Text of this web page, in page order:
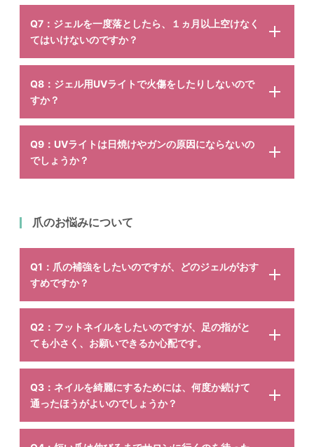
Q7：ジェルを一度落としたら、１ヵ月以上空けなく
てはいけないのですか？
Q8：ジェル用UVライトで火傷をしたりしないので
すか？
Q9：UVライトは日焼けやガンの原因にならないの
でしょうか？
爪のお悩みについて
Q1：爪の補強をしたいのですが、どのジェルがおす
すめですか？
Q2：フットネイルをしたいのですが、足の指がと
ても小さく、お願いできるか心配です。
Q3：ネイルを綺麗にするためには、何度か続けて
通ったほうがよいのでしょうか？